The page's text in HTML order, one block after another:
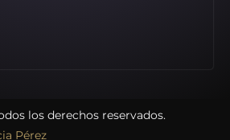
los derechos reservados.
Pérez